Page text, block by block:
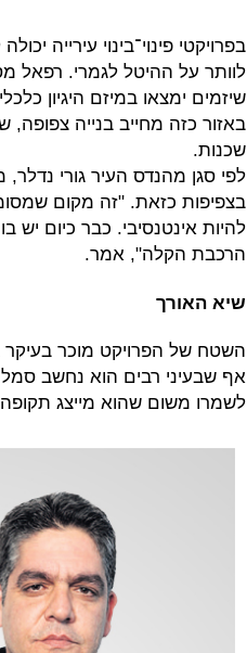
לוותר על ההיטל לגמרי. רפאל
באזור כזה מחייב בנייה צפופה,
שכנות.
לפי סגן מהנדס העיר גורי
בצפיפות כזאת. "זה מקום
להיות אינטנסיבי. כבר כיום יש
הרכבת הקלה", אמר.
שיא האורך
השטח של הפרויקט מוכר בעיקר
אף שבעיני רבים הוא נחשב סמל
לשמרו משום שהוא מייצג